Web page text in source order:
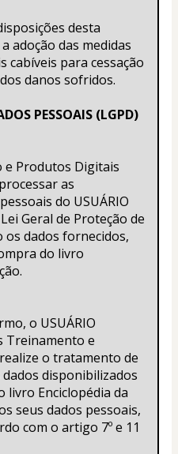
desta
adoção das medidas
cabíveis para cessação
danos sofridos.
PESSOAIS (LGPD)
e Produtos Digitais
as
do USUÁRIO
Geral de Proteção de
os dados fornecidos,
do livro
o USUÁRIO
Treinamento e
o tratamento de
disponibilizados
livro Enciclopédia da
seus dados pessoais,
com o artigo 7º e 11